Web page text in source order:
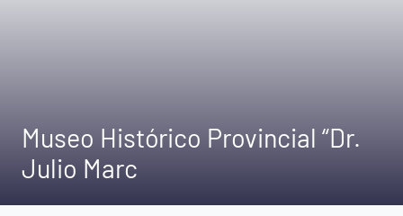
Museo Histórico Provincial “Dr.
Julio Marc